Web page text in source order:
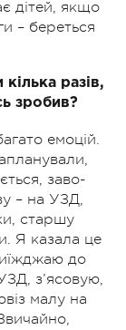
дітей, якщо
– береться
разів,
зробив?
емоцій.
заво-
– на УЗД,
старшу
Я казала це
до
з’ясовую,
малу на